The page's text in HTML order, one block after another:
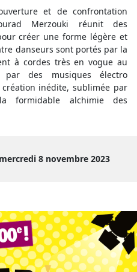
et de confrontation
Merzouki réunit des
créer une forme légère et
danseurs sont portés par la
à cordes très en vogue au
par des musiques électro
création inédite, sublimée par
formidable alchimie des
8 novembre 2023